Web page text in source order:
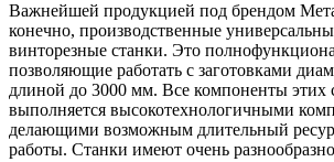
Важнейшей продукцией под брендом
конечно, производственные
винторезные станки. Это
позволяющие работать с заготовками
длиной до 3000 мм. Все компоненты этих
выполняется высокотехнологичными
делающими возможным длительный
работы. Станки имеют очень